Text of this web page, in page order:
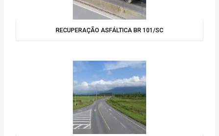
RECUPERAÇÃO ASFÁLTICA BR 101/SC